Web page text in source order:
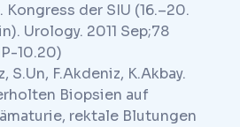
der SIU (16.–20.
Urology. 2011 Sep;78
10.20)
S.Un, F.Akdeniz, K.Akbay.
Biopsien auf
rektale Blutungen